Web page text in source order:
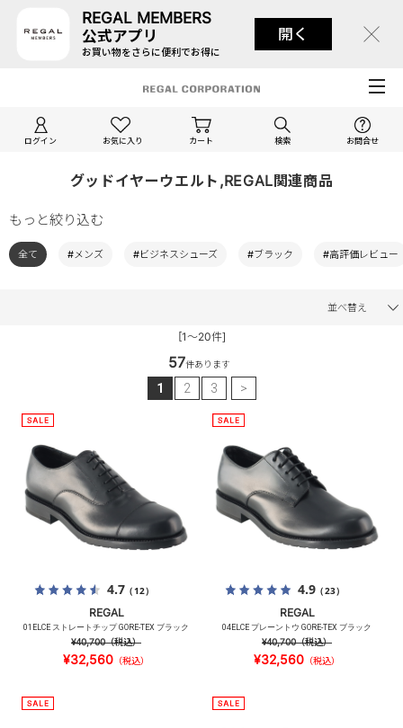
REGAL MEMBERS
公式アプリ
お買い物をさらに便利でお得に
開く
ログイン お気に入り カート 検索 お問合せ
グッドイヤーウエルト,REGAL関連商品
もっと絞り込む
全て #メンズ #ビジネスシューズ #ブラック #高評価レビュー
並べ替え
[1～20件]
57件あります
1 2 3 >
4.7（12）
REGAL
01ELCE ストレートチップ GORE-TEX ブラック
¥40,700（税込）
¥32,560 （税込）
4.9（23）
REGAL
04ELCE プレーントウ GORE-TEX ブラック
¥40,700（税込）
¥32,560 （税込）